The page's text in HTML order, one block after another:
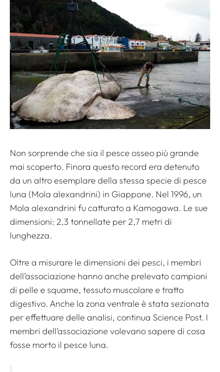
Non sorprende che sia il pesce osseo più grande
mai scoperto. Finora questo record era detenuto
da un altro esemplare della stessa specie di pesce
luna (Mola alexandrini) in Giappone. Nel 1996, un
Mola alexandrini fu catturato a Kamogawa. Le sue
dimensioni: 2,3 tonnellate per 2,7 metri di
lunghezza.
Oltre a misurare le dimensioni dei pesci, i membri
dell’associazione hanno anche prelevato campioni
di pelle e squame, tessuto muscolare e tratto
digestivo. Anche la zona ventrale è stata sezionata
per effettuare delle analisi, continua Science Post. I
membri dell’associazione volevano sapere di cosa
fosse morto il pesce luna.